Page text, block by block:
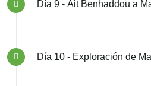
Día 9 - Ait Benhaddou a
Día 10 - Exploración de